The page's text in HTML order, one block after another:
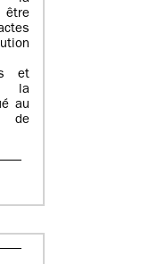
être
et
la
au
de